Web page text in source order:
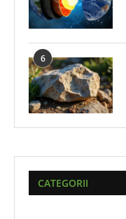
6
CATEGORII